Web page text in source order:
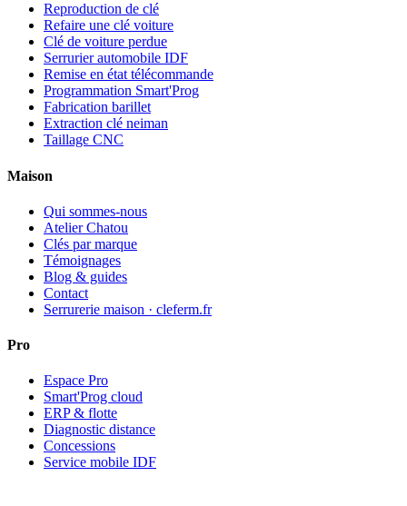
Reproduction de clé
Refaire une clé voiture
Clé de voiture perdue
Serrurier automobile IDF
Remise en état télécommande
Programmation Smart'Prog
Fabrication barillet
Extraction clé neiman
Taillage CNC
Maison
Qui sommes-nous
Atelier Chatou
Clés par marque
Témoignages
Blog & guides
Contact
Serrurerie maison · cleferm.fr
Pro
Espace Pro
Smart'Prog cloud
ERP & flotte
Diagnostic distance
Concessions
Service mobile IDF